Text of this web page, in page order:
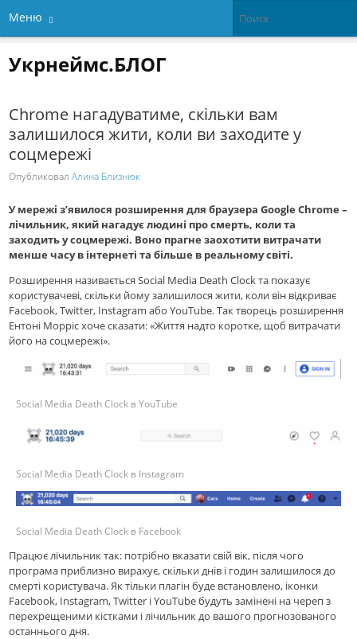
Меню
Укрнеймс.БЛОГ
Chrome нагадуватиме, скільки вам
залишилося жити, коли ви заходите у
соцмережі
ОпубликовалАлина Близнюк
У мережі з’явилося розширення для браузера Google Chrome –
лічильник, який нагадує людині про смерть, коли та
заходить у соцмережі. Воно прагне заохотити витрачати
менше часу в інтернеті та більше в реальному світі.
Розширення називається Social Media Death Clock та показує
користувачеві, скільки йому залишилося жити, коли він відкриває
Facebook, Twitter, Instagram або YouTube. Так творець розширення
Ентоні Морріс хоче сказати: «Життя надто коротке, щоб витрачати
його на соцмережі».
Social Media Death Clock в YouTube
Social Media Death Clock в Instagram
Social Media Death Clock в Facebook
Працює лічильник так: потрібно вказати свій вік, після чого
програма приблизно вирахує, скільки днів і годин залишилося до
смерті користувача. Як тільки плагін буде встановлено, іконки
Facebook, Instagram, Twitter і YouTube будуть замінені на череп з
перехрещеними кістками і лічильник до вашого прогнозованого
останнього дня.